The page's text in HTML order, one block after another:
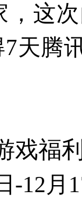
，这
天腾
戏福
-12月